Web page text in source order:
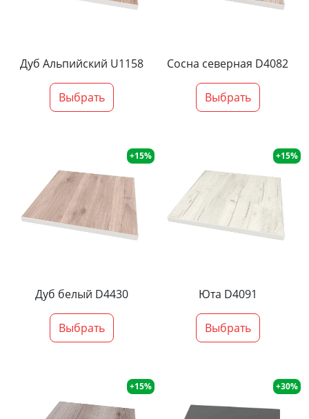
Дуб Альпийский U1158
Выбрать
Сосна северная D4082
Выбрать
+15%
Дуб белый D4430
Выбрать
+15%
Юта D4091
Выбрать
+15% +30%